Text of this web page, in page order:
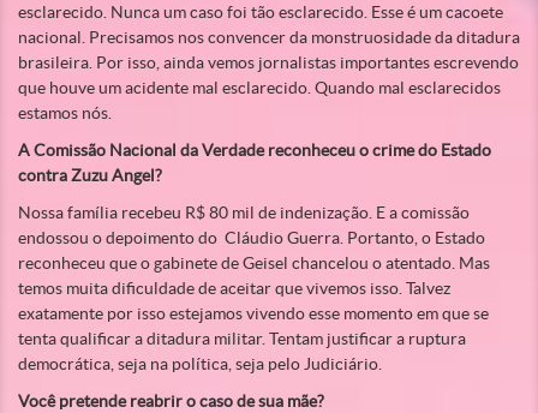
esclarecido. Nunca um caso foi tão esclarecido. Esse é um cacoete
nacional. Precisamos nos convencer da monstruosidade da ditadura
brasileira. Por isso, ainda vemos jornalistas importantes escrevendo
que houve um acidente mal esclarecido. Quando mal esclarecidos
estamos nós.
A Comissão Nacional da Verdade reconheceu o crime do Estado
contra Zuzu Angel?
Nossa família recebeu R$ 80 mil de indenização. E a comissão
endossou o depoimento do Cláudio Guerra. Portanto, o Estado
reconheceu que o gabinete de Geisel chancelou o atentado. Mas
temos muita dificuldade de aceitar que vivemos isso. Talvez
exatamente por isso estejamos vivendo esse momento em que se
tenta qualificar a ditadura militar. Tentam justificar a ruptura
democrática, seja na política, seja pelo Judiciário.
Você pretende reabrir o caso de sua mãe?